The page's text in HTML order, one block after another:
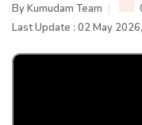
ByKumudam Team
Last Update : 02 May